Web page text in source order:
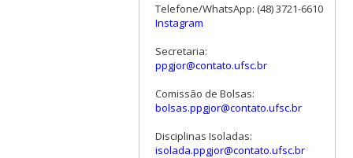
Telefone/WhatsApp: (48) 3721-6610
Instagram
Secretaria:
ppgjor@contato.ufsc.br
Comissão de Bolsas:
bolsas.ppgjor@contato.ufsc.br
Disciplinas Isoladas:
isolada.ppgjor@contato.ufsc.br